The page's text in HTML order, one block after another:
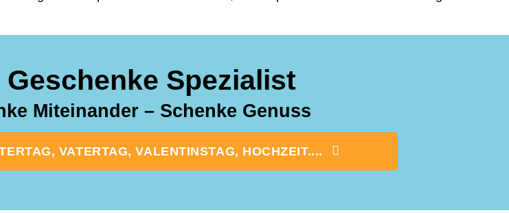
Spezialist
Miteinander – Schenke Genuss
VATERTAG, VALENTINSTAG, HOCHZEIT....